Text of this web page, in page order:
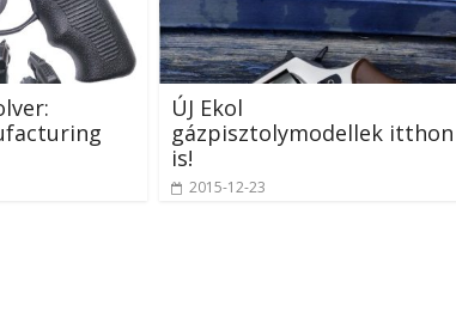
ÚJ Ekol
gázpisztolymodellek itthon
is!
2015-12-23